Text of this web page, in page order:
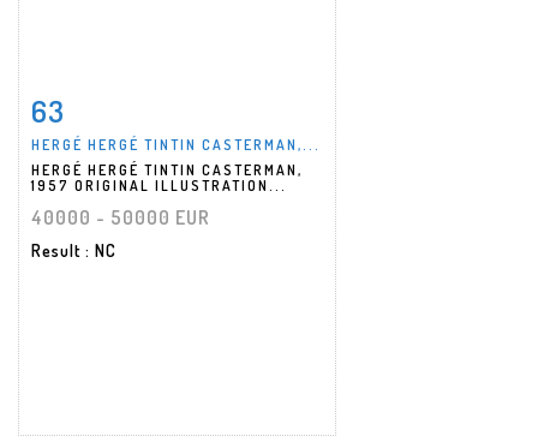
63
HERGÉ HERGÉ TINTIN CASTERMAN,...
HERGÉ HERGÉ TINTIN CASTERMAN,
1957 ORIGINAL ILLUSTRATION...
40000 - 50000 EUR
Result : NC